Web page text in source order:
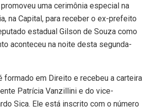
uma cerimônia especial na
na Capital, para receber o ex-prefeito
estadual Gilson de Souza como
aconteceu na noite desta segunda-
formado em Direito e recebeu a carteira
Patrícia Vanzillini e do vice-
Sica. Ele está inscrito com o número